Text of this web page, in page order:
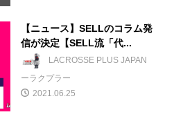
【ニュース】SELLのコラム発
信が決定【SELL流「代...
LACROSSE PLUS JAPAN
ーラクプラー
2021.06.25